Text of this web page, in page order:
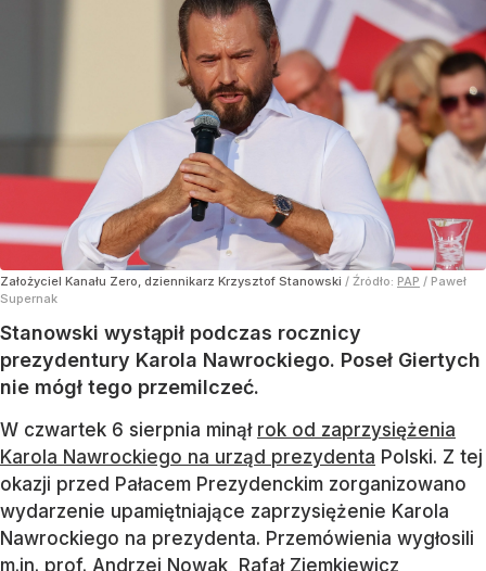
Założyciel Kanału Zero, dziennikarz Krzysztof Stanowski / Źródło: PAP / Paweł
Supernak
Stanowski wystąpił podczas rocznicy
prezydentury Karola Nawrockiego. Poseł Giertych
nie mógł tego przemilczeć.
W czwartek 6 sierpnia minął rok od zaprzysiężenia
Karola Nawrockiego na urząd prezydenta Polski. Z tej
okazji przed Pałacem Prezydenckim zorganizowano
wydarzenie upamiętniające zaprzysiężenie Karola
Nawrockiego na prezydenta. Przemówienia wygłosili
m.in. prof. Andrzej Nowak, Rafał Ziemkiewicz